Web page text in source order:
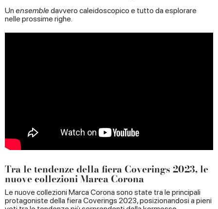
Un ensemble davvero caleidoscopico e tutto da esplorare
nelle prossime righe.
Tra le tendenze della fiera Coverings 2023, le
nuove collezioni Marca Corona
Le nuove collezioni Marca Corona sono state tra le principali
protagoniste della fiera Coverings 2023, posizionandosi a pieni